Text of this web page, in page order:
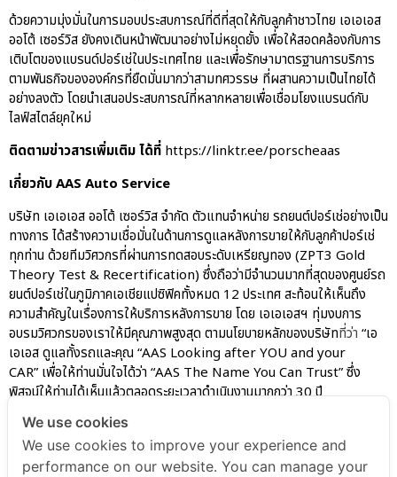
ด้วยความมุ่งมั่นในการมอบประสบการณ์ที่ดีที่สุดให้กับลูกค้าชาวไทย เอเอเอส
ออโต้ เซอร์วิส ยังคงเดินหน้าพัฒนาอย่างไม่หยุดยั้ง เพื่อให้สอดคล้องกับการ
เติบโตของแบรนด์ปอร์เช่ในประเทศไทย และเพื่อรักษามาตรฐานการบริการ
ตามพันธกิจขององค์กรที่ยืดมั่นมากว่าสามทศวรรษ ที่ผสานความเป็นไทยได้
อย่างลงตัว โดยนำเสนอประสบการณ์ที่หลากหลายเพื่อเชื่อมโยงแบรนด์กับ
ไลฟ์สไตล์ยุคใหม่
ติดตามข่าวสารเพิ่มเติมได้ที่ https://linktr.ee/porscheaas
เกี่ยวกับAAS Auto Service
บริษัท เอเอเอส ออโต้ เซอร์วิส จำกัด ตัวแทนจำหน่าย รถยนต์ปอร์เช่อย่างเป็น
ทางการ ได้สร้างความเชื่อมั่นในด้านการดูแลหลังการขายให้กับลูกค้าปอร์เช่
ทุกท่าน ด้วยทีมวิศวกรที่ผ่านการทดสอบระดับเหรียญทอง (ZPT3 Gold
Theory Test & Recertification) ซึ่งถือว่ามีจำนวนมากที่สุดของศูนย์รถ
ยนต์ปอร์เช่ในภูมิภาคเอเชียแปซิฟิคทั้งหมด 12 ประเทศ สะท้อนให้เห็นถึง
ความสำคัญในเรื่องการให้บริการหลังการขาย โดย เอเอเอสฯ ทุ่มงบการ
อบรมวิศวกรของเราให้มีคุณภาพสูงสุด ตามนโยบายหลักของบริษัทที่ว่า “เอ
เอเอส ดูแลทั้งรถและคุณ “AAS Looking after YOU and your
CAR” เพื่อให้ท่านมั่นใจได้ว่า “AAS The Name You Can Trust” ซึ่ง
พิสูจน์ให้ท่านได้เห็นแล้วตลอดระยะเวลาดำเนินงานมากกว่า 30 ปี
AAS-Porsche PR
We use cookies
We use cookies to improve your experience and
performance on our website. You can manage your